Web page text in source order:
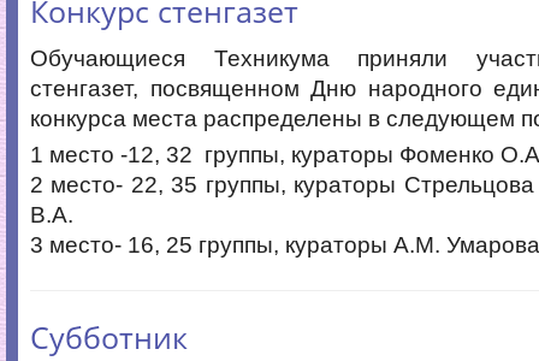
Конкурс стенгазет
Обучающиеся Техникума приняли
стенгазет, посвященном Дню народного
конкурса места распределены в следующем
1 место -12, 32 группы, кураторы Фоменко
2 место- 22, 35 группы, кураторы
В.А.
3 место- 16, 25 группы, кураторы А.М.
Субботник